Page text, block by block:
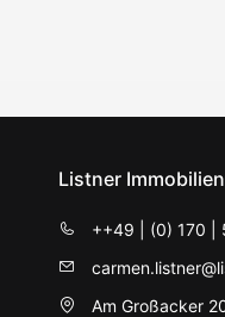
Listner
++49 | (0) 170 |
Am Großacker